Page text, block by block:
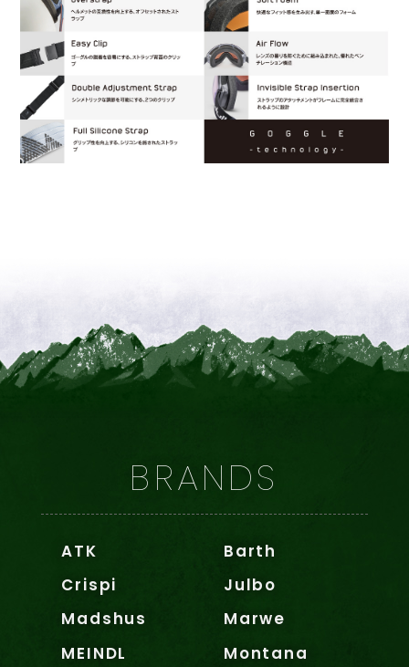
BRANDS
ATK
Barth
Crispi
Julbo
Madshus
Marwe
MEINDL
Montana